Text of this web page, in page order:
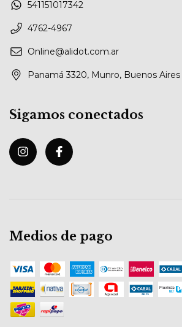
541151017342
4762-4967
Online@alidot.com.ar
Panamá 3320, Munro, Buenos Aires
Sigamos conectados
Medios de pago